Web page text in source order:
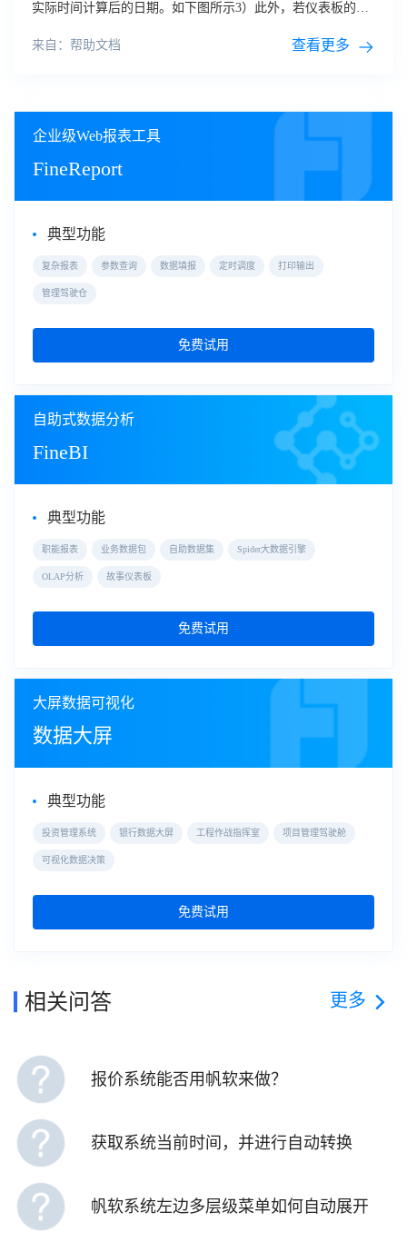
实际时间计算后的日期。如下图所示3）此外，若仪表板的筛
见 4.2 节说明。
来自：帮助文档 查看更多
企业级Web报表工具
FineReport
典型功能
复杂报表 参数查询 数据填报 定时调度 打印输出
管理驾驶仓
免费试用
自助式数据分析
FineBI
典型功能
职能报表 业务数据包 自助数据集 Spider大数据引擎
OLAP分析 故事仪表板
免费试用
大屏数据可视化
数据大屏
典型功能
投资管理系统 银行数据大屏 工程作战指挥室 项目管理驾驶舱
可视化数据决策
免费试用
相关问答 更多
报价系统能否用帆软来做？
获取系统当前时间，并进行自动转换
帆软系统左边多层级菜单如何自动展开